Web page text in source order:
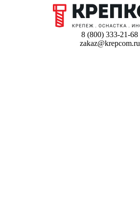
8 (800) 333-21-68
zakaz@krepcom.ru